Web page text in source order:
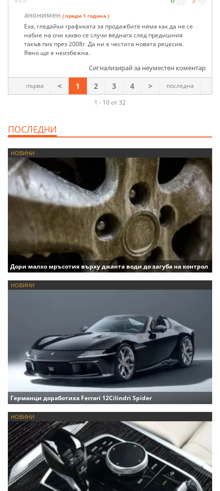
анонимен ( преди 1 година )
Еха, гледайки графиката за продажбите няма как да не се
набие на очи какво се случи веднага след предишния
такъв пик през 2008г. Да ни е честита новата рецесия.
Явно ще е неизбежна.
Сигнализирай за неуместен коментар
1 - 10 от 32
първа < 1 2 3 4 > последна
ПОСЛЕДНИ
НОВИНИ
Дори малко мръсотия върху джанта води до загуба на контрол
НОВИНИ
Германци доработиха Ferrari 12Cilindri Spider
НОВИНИ